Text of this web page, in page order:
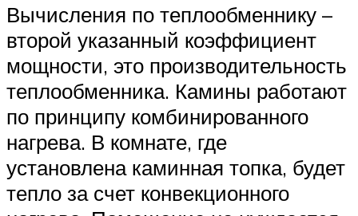
Вычисления по теплообменнику –
второй указанный коэффициент
мощности, это производительность
теплообменника. Камины работают
по принципу комбинированного
нагрева. В комнате, где
установлена каминная топка, будет
тепло за счет конвекционного